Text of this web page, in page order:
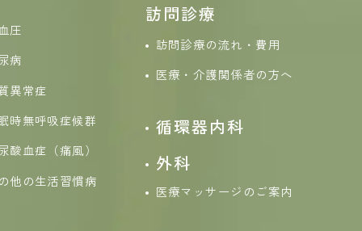
圧
病
異常症
時無呼吸症候群
酸血症（痛風）
他の生活習慣病
訪問診療
訪問診療の流れ・費用
医療・介護関係者の方へ
循環器内科
外科
医療マッサージのご案内